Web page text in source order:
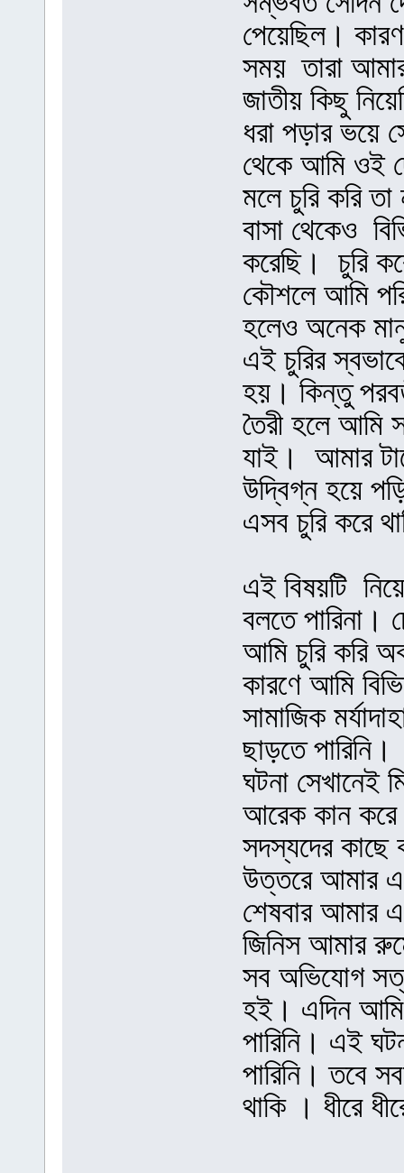
পেয়েছিল।
সময় তারা
জাতীয় কিছু
ধরা পড়ার ভয়ে
থেকে আমি ওই
মলে চুরি করি
বাসা থেকেও
করেছি। চুরি
কৌশলে আমি
হলেও অনেক
এই চুরির
হয়। কিন্তু
তৈরী হলে আমি
যাই। আমার
উদ্বিগ্ন হয়ে
এসব চুরি করে
এই বিষয়টি
বলতে পারিনা।
আমি চুরি করি
কারণে আমি
সামাজিক
ছাড়তে
ঘটনা সেখানেই
আরেক কান করে
সদস্যদের
উত্তরে আমার
শেষবার আমার
জিনিস আমার
সব অভিযোগ
হই। এদিন আমি
পারিনি। এই
পারিনি। তবে
থাকি । ধীরে